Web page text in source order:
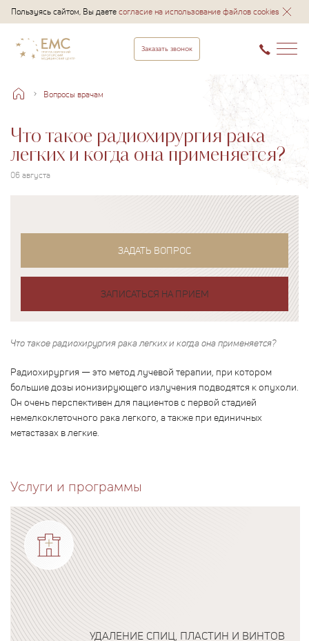
Пользуясь сайтом, Вы даетесогласие на использование файлов cookies
Заказать звонок
Вопросы врачам
Что такое радиохирургия рака
легких и когда она применяется?
06 августа
ЗАДАТЬ ВОПРОС
ЗАПИСАТЬСЯ НА ПРИЕМ
Что такое радиохирургия рака легких и когда она применяется?
Радиохирургия — это метод лучевой терапии, при котором
большие дозы ионизирующего излучения подводятся к опухоли.
Он очень перспективен для пациентов с первой стадией
немелкоклеточного рака легкого, а также при единичных
метастазах в легкие.
Услуги и программы
УДАЛЕНИЕ СПИЦ, ПЛАСТИН И ВИНТОВ